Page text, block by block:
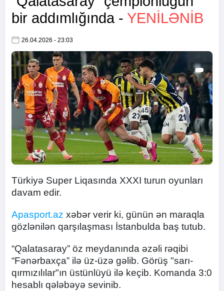
bir addımlığında - YENİLƏNİB
26.04.2026 - 23:03
Türkiyə Super Liqasında XXXI turun oyunları
davam edir.
Apasport.az xəbər verir ki, günün ən maraqla
gözlənilən qarşılaşması İstanbulda baş tutub.
“Qalatasaray” öz meydanında əzəli rəqibi
“Fənərbaxça” ilə üz-üzə gəlib. Görüş "sarı-
qırmızılılar"ın üstünlüyü ilə keçib. Komanda 3:0
hesablı qələbəyə sevinib.